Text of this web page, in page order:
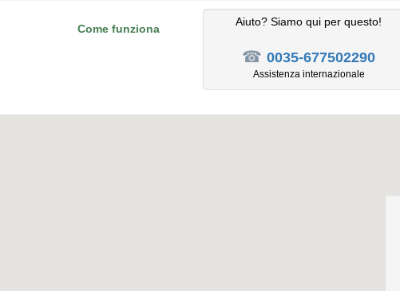
Come funziona
Aiuto? Siamo qui per questo!
☎ 0035-677502290
Assistenza internazionale